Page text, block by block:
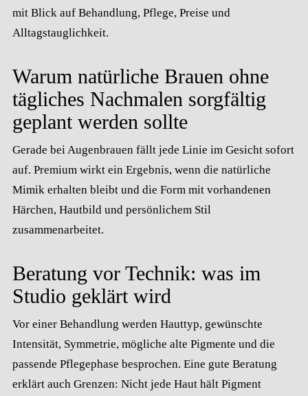
mit Blick auf Behandlung, Pflege, Preise und
Alltagstauglichkeit.
Warum natürliche Brauen ohne
tägliches Nachmalen sorgfältig
geplant werden sollte
Gerade bei Augenbrauen fällt jede Linie im Gesicht sofort
auf. Premium wirkt ein Ergebnis, wenn die natürliche
Mimik erhalten bleibt und die Form mit vorhandenen
Härchen, Hautbild und persönlichem Stil
zusammenarbeitet.
Beratung vor Technik: was im
Studio geklärt wird
Vor einer Behandlung werden Hauttyp, gewünschte
Intensität, Symmetrie, mögliche alte Pigmente und die
passende Pflegephase besprochen. Eine gute Beratung
erklärt auch Grenzen: Nicht jede Haut hält Pigment